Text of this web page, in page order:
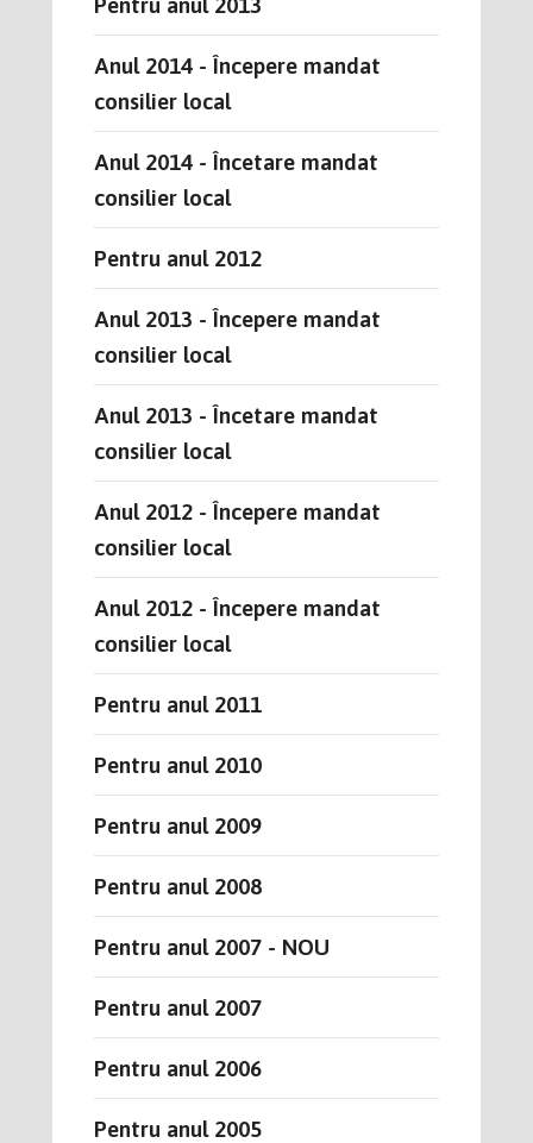
Anul 2014 - Începere mandat
consilier local
Anul 2014 - Încetare mandat
consilier local
Pentru anul 2012
Anul 2013 - Începere mandat
consilier local
Anul 2013 - Încetare mandat
consilier local
Anul 2012 - Începere mandat
consilier local
Anul 2012 - Începere mandat
consilier local
Pentru anul 2011
Pentru anul 2010
Pentru anul 2009
Pentru anul 2008
Pentru anul 2007 - NOU
Pentru anul 2007
Pentru anul 2006
Pentru anul 2005